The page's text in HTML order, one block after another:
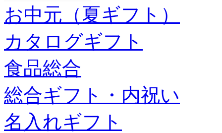
お中元（夏ギフト）
カタログギフト
食品総合
総合ギフト・内祝い
名入れギフト